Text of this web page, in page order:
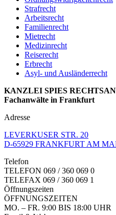
Strafrecht
Arbeitsrecht
Familienrecht
Mietrecht
Medizinrecht
Reiserecht
Erbrecht
Asyl- und Ausländerrecht
KANZLEI SPIES
Fachanwälte in Frankfurt
Adresse
LEVERKUSER STR. 20
D-65929 FRANKFURT AM
Telefon
TELEFON 069 / 360 069 0
TELEFAX 069 / 360 069 1
Öffnungszeiten
ÖFFNUNGSZEITEN
MO. – FR. 9:00 BIS 18:00 UHR